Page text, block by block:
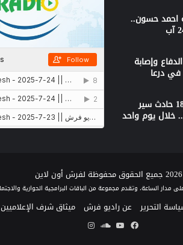
احمد حسون..
وإصابة
درعا
3 وفيات و21 مصابا في 18 حادث سير
خلال يوم واحد
التحرير عن راديو فرش ميثاق شرف الإعلاميين
فيسبوك
يوتيوب
ساوندانستقرام